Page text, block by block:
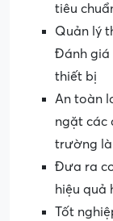
tiêu
Quản lý
Đánh giá
thiết bị
An toàn
ngặt các
trường
Đưa ra
hiệu quả
Tốt